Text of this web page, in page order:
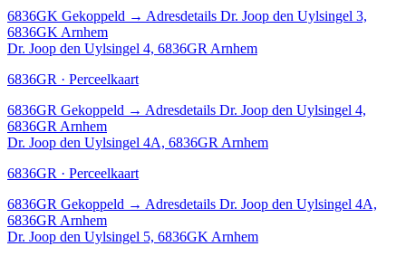
6836GK Gekoppeld → Adresdetails Dr. Joop den Uylsingel 3,
6836GK Arnhem
Dr. Joop den Uylsingel 4, 6836GR Arnhem
6836GR · Perceelkaart
6836GR Gekoppeld → Adresdetails Dr. Joop den Uylsingel 4,
6836GR Arnhem
Dr. Joop den Uylsingel 4A, 6836GR Arnhem
6836GR · Perceelkaart
6836GR Gekoppeld → Adresdetails Dr. Joop den Uylsingel 4A,
6836GR Arnhem
Dr. Joop den Uylsingel 5, 6836GK Arnhem